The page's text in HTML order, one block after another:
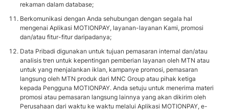
rekaman dalam database;
Berkomunikasi dengan Anda sehubungan dengan segala hal
mengenai Aplikasi MOTIONPAY, layanan-layanan Kami, promosi
dan/atau fitur-fitur daripadanya;
Data Pribadi digunakan untuk tujuan pemasaran internal dan/atau
analisis tren untuk kepentingan pemberian layanan oleh MTN atau
untuk yang menjalankan iklan, kampanye promosi, pemasaran
langsung oleh MTN produk dari MNC Group atau pihak ketiga
kepada Pengguna MOTIONPAY. Anda setuju untuk menerima materi
promosi atau pemasaran langsung lainnya yang akan dikirim oleh
Perusahaan dari waktu ke waktu melalui Aplikasi MOTIONPAY, e-